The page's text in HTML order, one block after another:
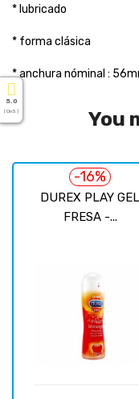
* lubricado
* forma clásica
* anchura nóminal :
You
DUREX PLAY GEL
FRESA -...
-16%
5.0
( On 5 )